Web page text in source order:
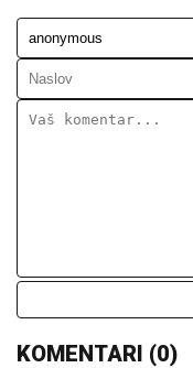
KOMENTARI (0)